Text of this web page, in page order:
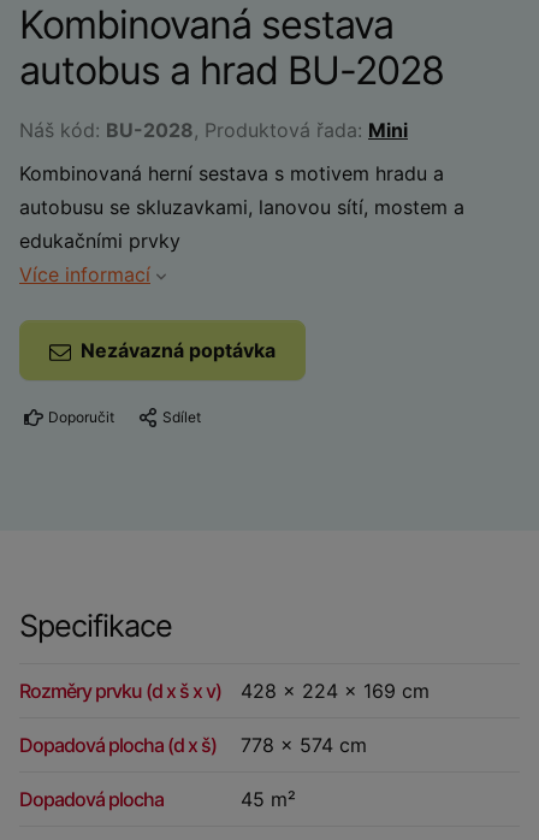
Kombinovaná sestava
autobus a hrad BU-2028
Náš kód: BU-2028, Produktová řada: Mini
Kombinovaná herní sestava s motivem hradu a
autobusu se skluzavkami, lanovou sítí, mostem a
edukačními prvky
Více informací
Nezávazná poptávka
Doporučit Sdílet
Specifikace
Rozměry prvku (d x š x v) 428 x 224 x 169 cm
Dopadová plocha (d x š) 778 x 574 cm
Dopadová plocha 45 m²